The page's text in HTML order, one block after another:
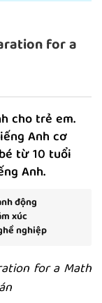
for a
cho trẻ em.
Anh cơ
từ 10 tuổi
Anh.
động
xúc
nghiệp
for a Math